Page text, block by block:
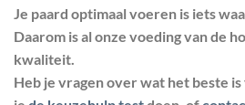
Je paard optimaal voeren is iets
Daarom is al onze voeding van de
kwaliteit.
Heb je vragen over wat het beste